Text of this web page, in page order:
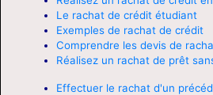
Le rachat de crédit étudiant
Exemples de rachat de crédit
Comprendre les devis de
Réalisez un rachat de prêt
Effectuer le rachat d'un